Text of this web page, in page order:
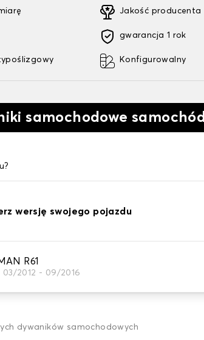
Jakość producenta
gwarancja 1 rok
Konfigurowalny
samochodowe samochód
wersję swojego pojazdu
R61
03/2012 - 09/2016
samochodowego
dywaników samochodowych